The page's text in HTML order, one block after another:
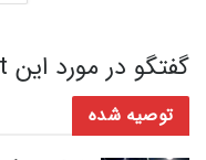
گفتگو در مورد این post
توصیه شده